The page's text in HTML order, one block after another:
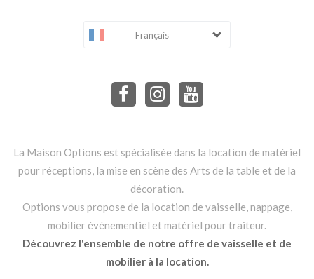
Français
La Maison Options est spécialisée dans la location de matériel
pour réceptions, la mise en scène des Arts de la table et de la
décoration.
Options vous propose de la location de vaisselle, nappage,
mobilier événementiel et matériel pour traiteur.
Découvrez l'ensemble de notre offre de vaisselle et de
mobilier à la location.